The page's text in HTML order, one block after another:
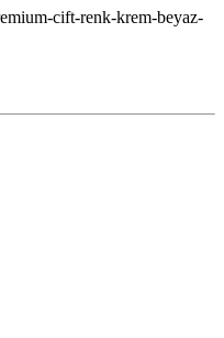
cift-renk-krem-beyaz-